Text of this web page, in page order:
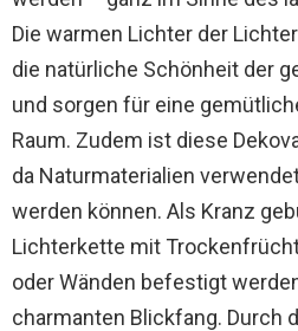
Die warmen Lichter der
die natürliche Schönheit der
und sorgen für eine
Raum. Zudem ist diese
da Naturmaterialien
werden können. Als Kranz
Lichterkette mit
oder Wänden befestigt
charmanten Blickfang. Durch